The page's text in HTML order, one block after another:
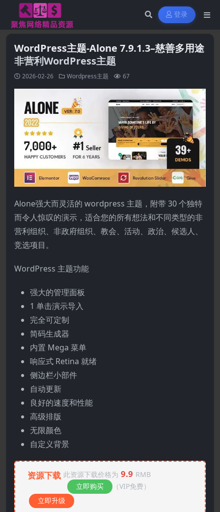
登录
WordPress主题-Alone 7.9.1.3–慈善多用途
非营利WordPress主题
2026-02-26 Wordpress主题 67
Alone强大而灵活的 wordpress 主题，附带 30 个独特
而令人惊叹的演示，适合您的所有想法和不同类型的非
营利组织、非政府组织、教会、活动、政治、候选人、
竞选项目。
WordPress 主题功能
强大的管理面板
1 单击演示导入
完全可定制
简码生成器
内置 Mega 菜单
响应式 Retina 就绪
侧边栏小部件
自动更新
良好的速度和性能
高级排版
无限颜色
自定义背景
资源下载 此资源下载价格为 9.9 RMB
立即购买
（VIP免费）
立即升级